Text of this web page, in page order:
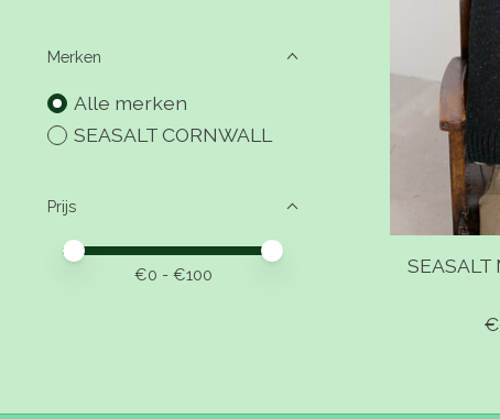
Merken
Alle merken
SEASALT CORNWALL
Prijs
Minimale prijswaarde
Price maximum value
€0 - €100
SEASALT